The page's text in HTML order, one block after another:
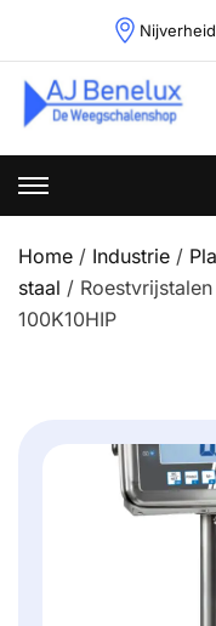
content
Weegschalenshop |
Weegoplossingen
Home / Industrie /
staal /
100K10HIP